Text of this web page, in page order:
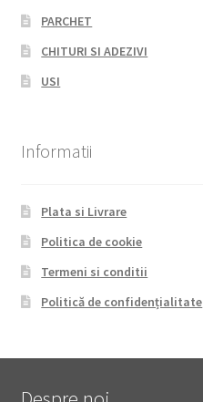
PARCHET
CHITURI SI ADEZIVI
USI
Informatii
Plata si Livrare
Politica de cookie
Termeni si conditii
Politică de confidențialitate